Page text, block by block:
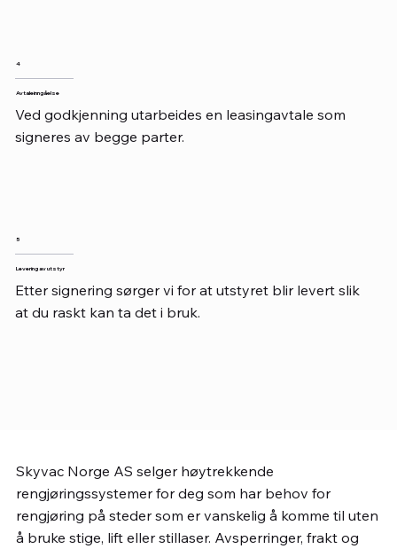
4
Avtaleinngåelse
Ved godkjenning utarbeides en leasingavtale som
signeres av begge parter.
5
Levering av utstyr
Etter signering sørger vi for at utstyret blir levert slik
at du raskt kan ta det i bruk.
Skyvac Norge AS selger høytrekkende
rengjøringssystemer for deg som har behov for
rengjøring på steder som er vanskelig å komme til uten
å bruke stige, lift eller stillaser. Avsperringer, frakt og